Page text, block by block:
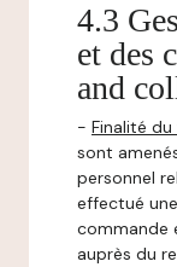
4.3
et des
and
- Finalité
sont
personnel
effectué
commande
auprès du